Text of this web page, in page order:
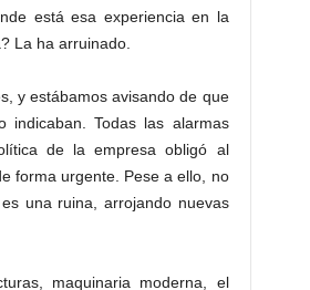
está esa experiencia en la
La ha arruinado.
y estábamos avisando de que
indicaban. Todas las alarmas
de la empresa obligó al
forma urgente. Pese a ello, no
una ruina, arrojando nuevas
maquinaria moderna, el